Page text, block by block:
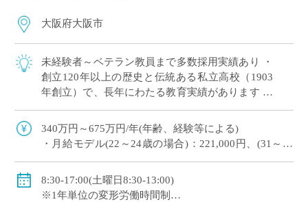
大阪府大阪市
未経験者～ベテラン教員まで多数採用実績あり ・
創立120年以上の歴史と伝統ある私立高校（1903
年創立）で、長年にわたる教育実績があります ・
340万円～675万円/年(年齢、経験等による)
・月給モデル(22～24歳の場合)：221,000円、(31～33
◇交通費：別途支給
◇賞与：有
8:30-17:00(土曜日8:30-13:00)
※1年単位の変形労働時間制